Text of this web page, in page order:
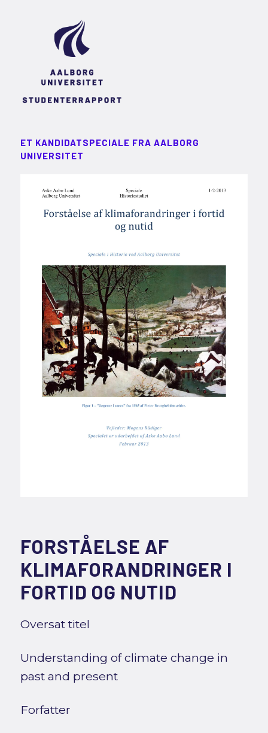
ET KANDIDATSPECIALE FRA AALBORG
UNIVERSITET
FORSTÅELSE AF
KLIMAFORANDRINGER I
FORTID OG NUTID
Oversat titel
Understanding of climate change in
past and present
Forfatter